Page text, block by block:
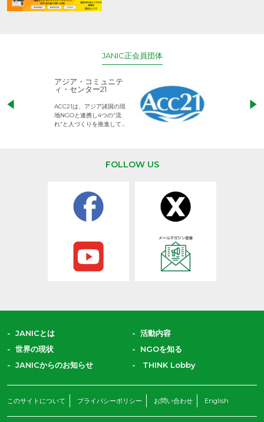
JANIC正会員団体
アジア・コミュニテ
ィ・センター21
ACC21は、アジア諸国の現
地NGOと連携し4つの“流
れ”と人づくりを推進してい
児童労働のない
権利が守られた
FOLLOW US
JANICとは
活動内容
世界の現状
NGOを知る
JANICからのお知らせ
THINK Lobby
このサイトについて プライバシーポリシー お問い合わせ English